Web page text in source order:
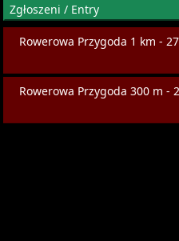
Zgłoszeni / Entry
Rowerowa Przygoda 1 km -
Rowerowa Przygoda 300 m -